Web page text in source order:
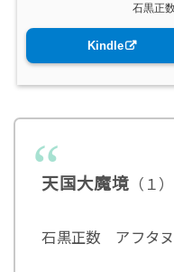
石黒正
Kindle
天国大魔境 （１）
石黒正数 アフタヌ